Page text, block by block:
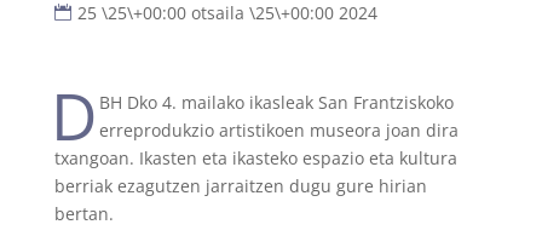
25 \25\+00:00 otsaila \25\+00:00 2024
D BH Dko 4. mailako ikasleak San Frantziskoko
erreprodukzio artistikoen museora joan dira
txangoan. Ikasten eta ikasteko espazio eta kultura
berriak ezagutzen jarraitzen dugu gure hirian
bertan.